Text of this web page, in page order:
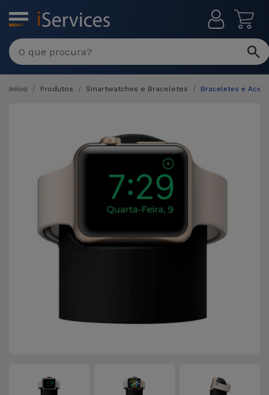
MENU
Início Produtos Smartwatches e Braceletes Braceletes e